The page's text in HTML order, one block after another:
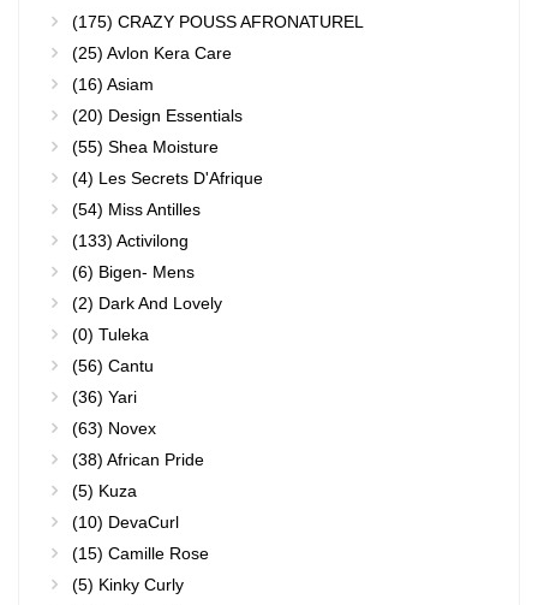
(175) CRAZY POUSS AFRONATUREL
(25) Avlon Kera Care
(16) Asiam
(20) Design Essentials
(55) Shea Moisture
(4) Les Secrets D'Afrique
(54) Miss Antilles
(133) Activilong
(6) Bigen- Mens
(2) Dark And Lovely
(0) Tuleka
(56) Cantu
(36) Yari
(63) Novex
(38) African Pride
(5) Kuza
(10) DevaCurl
(15) Camille Rose
(5) Kinky Curly